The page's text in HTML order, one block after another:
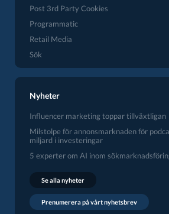
Post 3rd Party Cookies
Programmatic
Retail Media
Sök
Nyheter
Influencer marketing toppar tillväxtligan
Milstolpe för annonsmarknaden för
miljard i investeringar
5 experter om AI inom
Se alla nyheter
Prenumerera på vårt nyhetsbrev